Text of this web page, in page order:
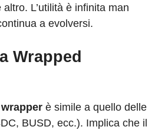
L’utilità è infinita man
a evolversi.
Wrapped
è simile a quello delle
BUSD, ecc.). Implica che il